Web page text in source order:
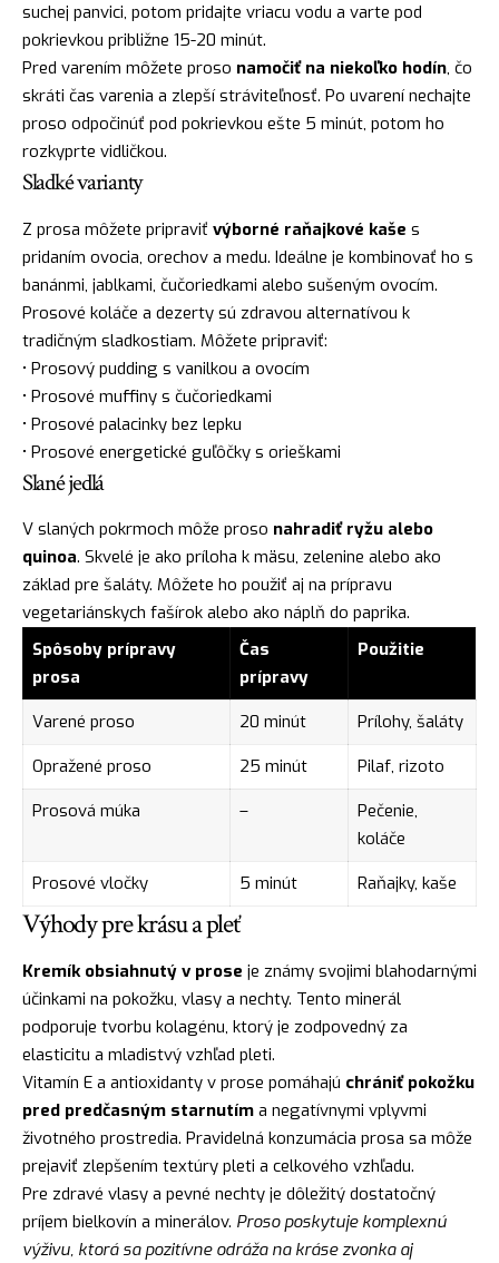
suchej panvici, potom pridajte vriacu vodu a varte pod
pokrievkou približne 15-20 minút.
Pred varením môžete proso namočiť na niekoľko hodín, čo
skráti čas varenia a zlepší stráviteľnosť. Po uvarení nechajte
proso odpočinúť pod pokrievkou ešte 5 minút, potom ho
rozkyprte vidličkou.
Sladké varianty
Z prosa môžete pripraviť výborné raňajkové kaše s
pridaním ovocia, orechov a medu. Ideálne je kombinovať ho s
banánmi, jablkami, čučoriedkami alebo sušeným ovocím.
Prosové koláče a dezerty sú zdravou alternatívou k
tradičným sladkostiam. Môžete pripraviť:
• Prosový pudding s vanilkou a ovocím
• Prosové muffiny s čučoriedkami
• Prosové palacinky bez lepku
• Prosové energetické guľôčky s orieškami
Slané jedlá
V slaných pokrmoch môže proso nahradiť ryžu alebo
quinoa. Skvelé je ako príloha k mäsu, zelenine alebo ako
základ pre šaláty. Môžete ho použiť aj na prípravu
vegetariánskych fašírok alebo ako náplň do paprika.
Spôsoby prípravy
prosa
Čas
prípravy
Použitie
Varené proso 20 minút
Prílohy, šaláty
Opražené proso
25 minút
Pilaf, rizoto
Prosová múka
–
Pečenie,
koláče
Prosové vločky
5 minút Raňajky, kaše
Výhody pre krásu a pleť
Kremík obsiahnutý v prose je známy svojimi blahodarnými
účinkami na pokožku, vlasy a nechty. Tento minerál
podporuje tvorbu kolagénu, ktorý je zodpovedný za
elasticitu a mladistvý vzhľad pleti.
Vitamín E a antioxidanty v prose pomáhajú chrániť pokožku
pred predčasným starnutím a negatívnymi vplyvmi
životného prostredia. Pravidelná konzumácia prosa sa môže
prejaviť zlepšením textúry pleti a celkového vzhľadu.
Pre zdravé vlasy a pevné nechty je dôležitý dostatočný
príjem bielkovín a minerálov. Proso poskytuje komplexnú
výživu, ktorá sa pozitívne odráža na kráse zvonka aj